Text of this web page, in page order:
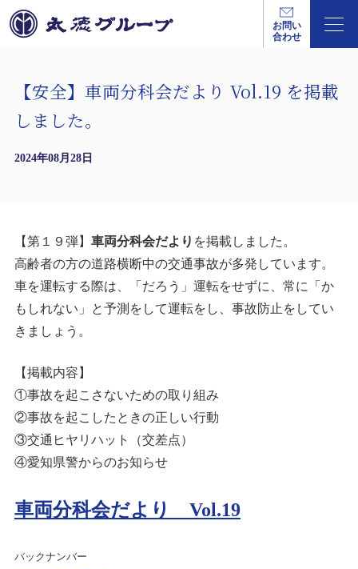
お問い
合わせ
【安全】車両分科会だより Vol.19 を掲載
しました。
2024年08月28日
【第１９弾】 車両分科会だより を掲載しました。
高齢者の方の道路横断中の交通事故が多発しています。
車を運転する際は、「だろう」運転をせずに、常に「か
もしれない」と予測をして運転をし、事故防止をしてい
きましょう。
【掲載内容】
①事故を起こさないための取り組み
②事故を起こしたときの正しい行動
③交通ヒヤリハット（交差点）
④愛知県警からのお知らせ
車両分科会だより Vol.19
バックナンバー